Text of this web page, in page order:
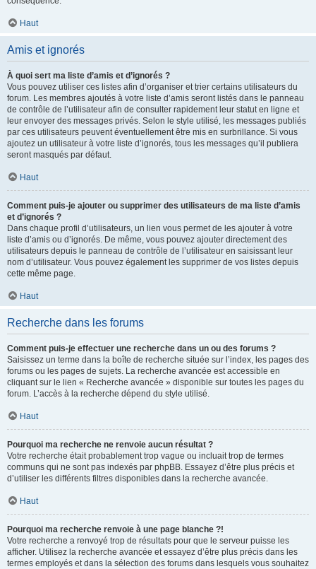
Haut
Amis et ignorés
À quoi sert ma liste d’amis et d’ignorés ?
Vous pouvez utiliser ces listes afin d’organiser et trier certains utilisateurs du
forum. Les membres ajoutés à votre liste d’amis seront listés dans le panneau
de contrôle de l’utilisateur afin de consulter rapidement leur statut en ligne et
leur envoyer des messages privés. Selon le style utilisé, les messages publiés
par ces utilisateurs peuvent éventuellement être mis en surbrillance. Si vous
ajoutez un utilisateur à votre liste d’ignorés, tous les messages qu’il publiera
seront masqués par défaut.
Haut
Comment puis-je ajouter ou supprimer des utilisateurs de ma liste d’amis
et d’ignorés ?
Dans chaque profil d’utilisateurs, un lien vous permet de les ajouter à votre
liste d’amis ou d’ignorés. De même, vous pouvez ajouter directement des
utilisateurs depuis le panneau de contrôle de l’utilisateur en saisissant leur
nom d’utilisateur. Vous pouvez également les supprimer de vos listes depuis
cette même page.
Haut
Recherche dans les forums
Comment puis-je effectuer une recherche dans un ou des forums ?
Saisissez un terme dans la boîte de recherche située sur l’index, les pages des
forums ou les pages de sujets. La recherche avancée est accessible en
cliquant sur le lien « Recherche avancée » disponible sur toutes les pages du
forum. L’accès à la recherche dépend du style utilisé.
Haut
Pourquoi ma recherche ne renvoie aucun résultat ?
Votre recherche était probablement trop vague ou incluait trop de termes
communs qui ne sont pas indexés par phpBB. Essayez d’être plus précis et
d’utiliser les différents filtres disponibles dans la recherche avancée.
Haut
Pourquoi ma recherche renvoie à une page blanche ?!
Votre recherche a renvoyé trop de résultats pour que le serveur puisse les
afficher. Utilisez la recherche avancée et essayez d’être plus précis dans les
termes employés et dans la sélection des forums dans lesquels vous souhaitez